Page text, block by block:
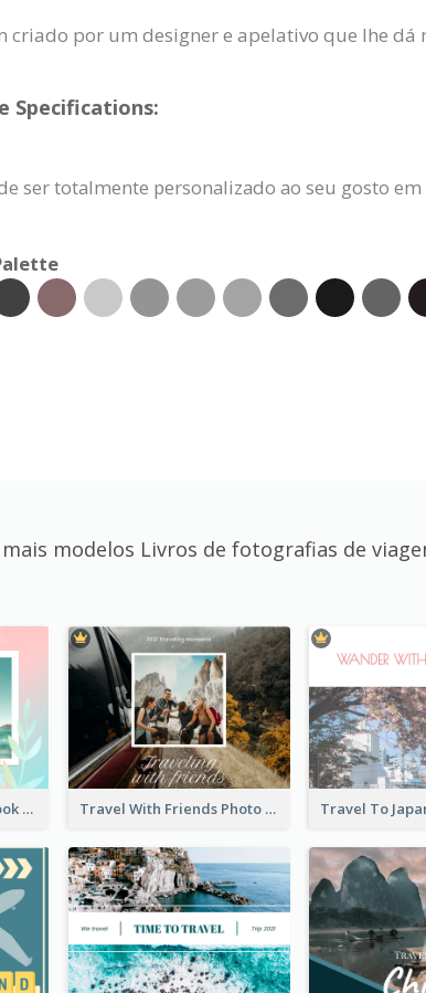
por um designer e apelativo que lhe dá
Specifications:
ser totalmente personalizado ao seu gosto
modelos Livros de fotografias de
Hawaii Travel Photo Book Travel With Friends Photo Book